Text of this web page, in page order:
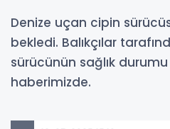
Denize uçan cipin
bekledi. Balıkçılar
sürücünün sağlık
haberimizde.